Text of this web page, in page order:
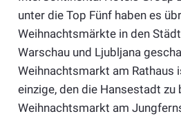
unter die Top Fünf haben es
Weihnachtsmärkte in den
Warschau und Ljubljana
Weihnachtsmarkt am Rathaus
einzige, den die Hansestadt zu
Weihnachtsmarkt am